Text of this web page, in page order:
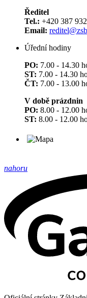
Ředitel
Tel.: +420 387
Email:
Úřední hodiny
PO: 7.00 - 14.30
ST: 7.00 - 14.30
ČT: 7.00 - 13.00
V době prázdnin
PO: 8.00 - 12.00
ST: 8.00 - 12.00
nahoru